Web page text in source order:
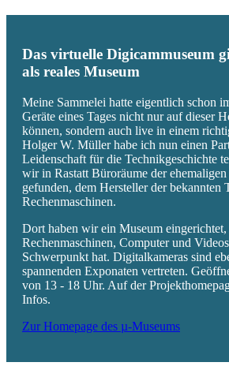
Das virtuelle Digicammuseum
als reales Museum
Meine Sammelei hatte eigentlich schon
Geräte eines Tages nicht nur auf dieser
können, sondern auch live in einem
Holger W. Müller habe ich nun einen
Leidenschaft für die Technikgeschichte
wir in Rastatt Büroräume der
gefunden, dem Hersteller der bekannten
Rechenmaschinen.
Dort haben wir ein Museum eingerichtet,
Rechenmaschinen, Computer und
Schwerpunkt hat. Digitalkameras sind
spannenden Exponaten vertreten.
von 13 - 18 Uhr. Auf der
Infos.
Zur Homepage des µ-Museums